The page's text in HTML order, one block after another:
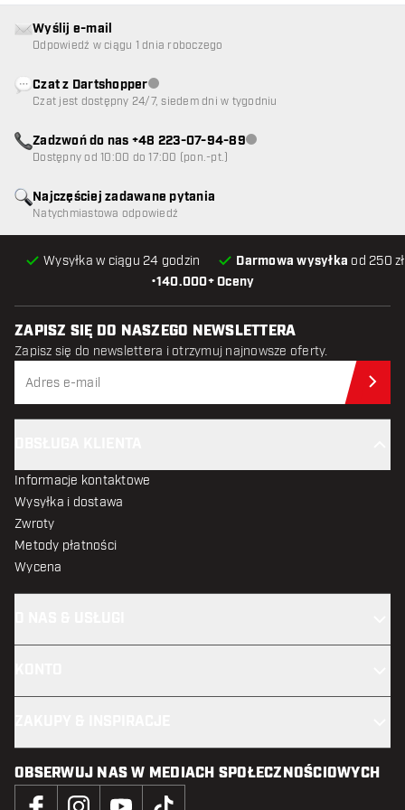
•140.000+ Oceny
Wysyłka w ciągu 24 godzin Darmowa wysyłka od 250
Najczęściej zadawane pytania
Natychmiastowa odpowiedź
Wyślij e-mail
Odpowiedź w ciągu 1 dnia roboczego
Czat z DartshopperObsługa klienta niedostępna
Czat jest dostępny 24/7, siedem dni w tygodniu
Zadzwoń do nas +48 223-07-94-89Obsługa klienta niedostępna
Dostępny od 10:00 do 17:00 (pon.-pt.)
ZAPISZ SIĘ DO NASZEGO NEWSLETTERA
Zapisz się do newslettera i otrzymuj najnowsze oferty.
Informacje kontaktowe
Wysyłka i dostawa
Zwroty
Metody płatności
Wycena
OBSERWUJ NAS W MEDIACH SPOŁECZNOŚCIOWYCH